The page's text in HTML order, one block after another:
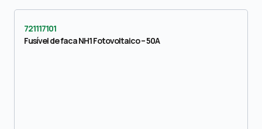
721117101
Fusível de faca NH1 Fotovoltaico – 50A